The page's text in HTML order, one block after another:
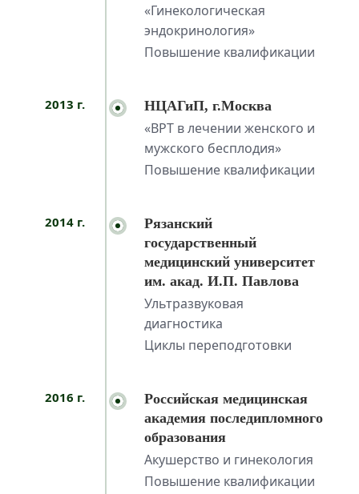
«Гинекологическая
эндокринология»
Повышение квалификации
2013 г. НЦАГиП, г.Москва
«ВРТ в лечении женского и
мужского бесплодия»
Повышение квалификации
2014 г.
Рязанский
государственный
медицинский университет
им. акад. И.П. Павлова
Ультразвуковая
диагностика
Циклы переподготовки
2016 г.
Российская медицинская
академия последипломного
образования
Акушерство и гинекология
Повышение квалификации